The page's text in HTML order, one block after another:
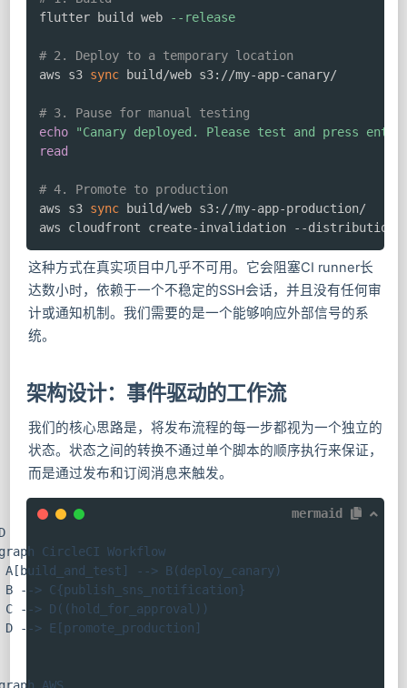
flutter build web
--release
# 2. Deploy to a temporary location
aws s3 sync build/web s3://my-app-canary/
# 3. Pause for manual testing
echo
"Canary deployed. Please test and press
read
# 4. Promote to production
aws s3 sync build/web s3://my-app-production/
aws cloudfront create-invalidation --distribution-id
这种方式在真实项目中几乎不可用。它会阻塞CI runner长
达数小时，依赖于一个不稳定的SSH会话，并且没有任何审
计或通知机制。我们需要的是一个能够响应外部信号的系
统。
架构设计：事件驱动的工作流
我们的核心思路是，将发布流程的每一步都视为一个独立的
状态。状态之间的转换不通过单个脚本的顺序执行来保证，
而是通过发布和订阅消息来触发。
mermaid
CircleCI Workflow
A[build_and_test] --> B(deploy_canary)
B --> C{publish_sns_notification}
C --> D((hold_for_approval))
D --> E[promote_production]